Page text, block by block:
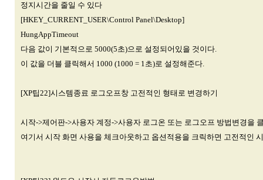
정지시간을 줄일 수 있다
[HKEY_CURRENT_USER\Control Panel\Desktop]
HungAppTimeout
다음 값이 기본적으로 5000(5초)으로 설정되어있을 것이다.
이 값을 더블 클릭해서 1000 (1000 = 1초)로 설정해준다.
[XP팁22]시스템종료 로그오프창 고전적인 형태로 변경하기
시작->제어판->사용자 계정->사용자 로그온 또는 로그오프 방법변경을
여기서 시작 화면 사용을 체크아웃하고 옵션적용을 크릭하면 고전적인